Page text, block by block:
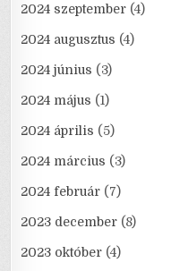
2024 szeptember (4)
2024 augusztus (4)
2024 június (3)
2024 május (1)
2024 április (5)
2024 március (3)
2024 február (7)
2023 december (8)
2023 október (4)